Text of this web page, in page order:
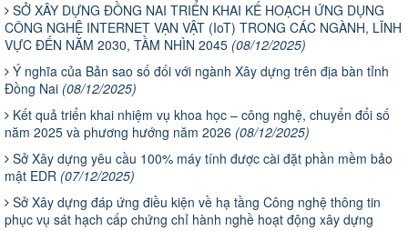
SỞ XÂY DỰNG ĐỒNG NAI TRIỂN KHAI KẾ HOẠCH ỨNG DỤNG
CÔNG NGHỆ INTERNET VẠN VẬT (IoT) TRONG CÁC NGÀNH, LĨNH
VỰC ĐẾN NĂM 2030, TẦM NHÌN 2045 (08/12/2025)
Ý nghĩa của Bản sao số đối với ngành Xây dựng trên địa bàn tỉnh
Đồng Nai (08/12/2025)
Kết quả triển khai nhiệm vụ khoa học – công nghệ, chuyển đổi số
năm 2025 và phương hướng năm 2026 (08/12/2025)
Sở Xây dựng yêu cầu 100% máy tính được cài đặt phần mềm bảo
mật EDR (07/12/2025)
Sở Xây dựng đáp ứng điều kiện về hạ tầng Công nghệ thông tin
phục vụ sát hạch cấp chứng chỉ hành nghề hoạt động xây dựng